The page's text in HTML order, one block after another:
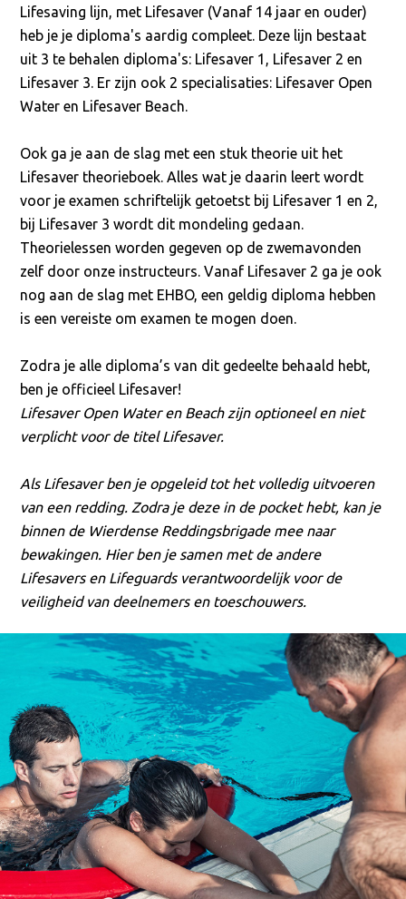
Lifesaving lijn, met Lifesaver (Vanaf 14 jaar en ouder)
heb je je diploma's aardig compleet. Deze lijn bestaat
uit 3 te behalen diploma's: Lifesaver 1, Lifesaver 2 en
Lifesaver 3. Er zijn ook 2 specialisaties: Lifesaver Open
Water en Lifesaver Beach.
Ook ga je aan de slag met een stuk theorie uit het
Lifesaver theorieboek. Alles wat je daarin leert wordt
voor je examen schriftelijk getoetst bij Lifesaver 1 en 2,
bij Lifesaver 3 wordt dit mondeling gedaan.
Theorielessen worden gegeven op de zwemavonden
zelf door onze instructeurs. Vanaf Lifesaver 2 ga je ook
nog aan de slag met EHBO, een geldig diploma hebben
is een vereiste om examen te mogen doen.
Zodra je alle diploma’s van dit gedeelte behaald hebt,
ben je officieel Lifesaver!
Lifesaver Open Water en Beach zijn optioneel en niet
verplicht voor de titel Lifesaver.
Als Lifesaver ben je opgeleid tot het volledig uitvoeren
van een redding. Zodra je deze in de pocket hebt, kan je
binnen de Wierdense Reddingsbrigade mee naar
bewakingen. Hier ben je samen met de andere
Lifesavers en Lifeguards verantwoordelijk voor de
veiligheid van deelnemers en toeschouwers.